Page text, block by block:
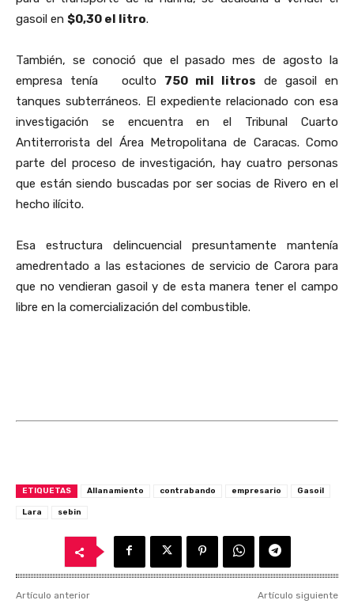
gasoil en $0,30 el litro.
También, se conoció que el pasado mes de agosto la
empresa tenía oculto 750 mil litros de gasoil en
tanques subterráneos. El expediente relacionado con esa
investigación se encuentra en el Tribunal Cuarto
Antiterrorista del Área Metropolitana de Caracas. Como
parte del proceso de investigación, hay cuatro personas
que están siendo buscadas por ser socias de Rivero en el
hecho ilícito.
Esa estructura delincuencial presuntamente mantenía
amedrentado a las estaciones de servicio de Carora para
que no vendieran gasoil y de esta manera tener el campo
libre en la comercialización del combustible.
ETIQUETAS Allanamiento contrabando empresario Gasoil
Lara sebin
Artículo anterior
Artículo siguiente